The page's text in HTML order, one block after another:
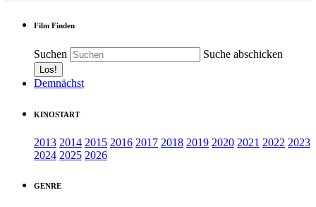
Film Finden
Suchen Suche abschicken
Demnächst
KINOSTART
2013 2014 2015 2016 2017 2018 2019 2020 2021 2022 2023
2024 2025 2026
GENRE